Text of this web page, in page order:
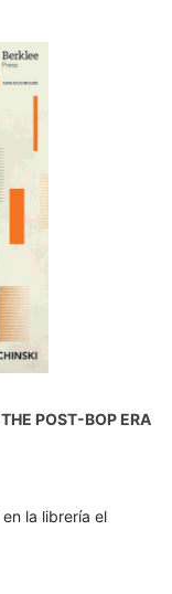
POST-BOP ERA
la librería el